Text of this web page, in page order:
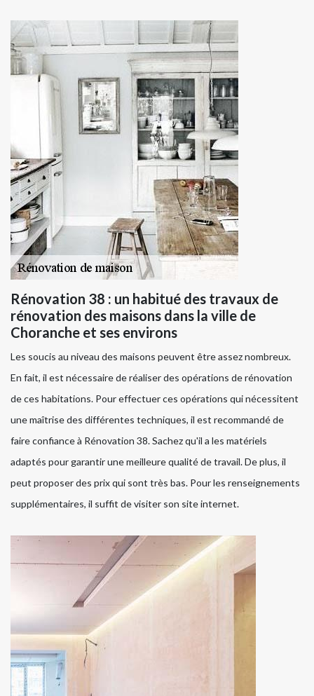
Rénovation 38 : un habitué des travaux de
rénovation des maisons dans la ville de
Choranche et ses environs
Les soucis au niveau des maisons peuvent être assez nombreux.
En fait, il est nécessaire de réaliser des opérations de rénovation
de ces habitations. Pour effectuer ces opérations qui nécessitent
une maîtrise des différentes techniques, il est recommandé de
faire confiance à Rénovation 38. Sachez qu'il a les matériels
adaptés pour garantir une meilleure qualité de travail. De plus, il
peut proposer des prix qui sont très bas. Pour les renseignements
supplémentaires, il suffit de visiter son site internet.